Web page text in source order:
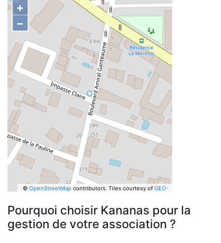
+
−
© OpenStreetMapcontributors. Tiles courtesy of GEO-
Pourquoi choisir Kananas pour la
gestion de votre association ?